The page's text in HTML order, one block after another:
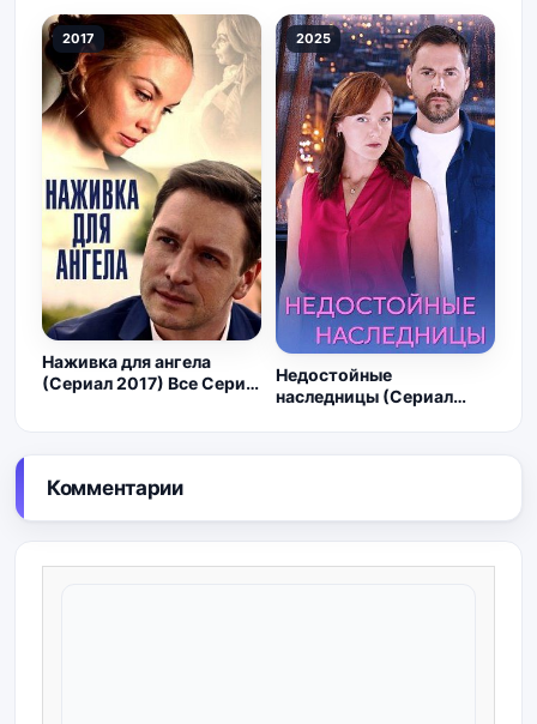
2017
Наживка для ангела
(Сериал 2017) Все Серии
2025
Недостойные
наследницы (Сериал
Комментарии